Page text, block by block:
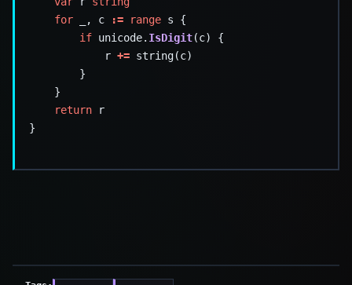
for _, c := range
if unicode. IsDigit
			r
+=
return
r